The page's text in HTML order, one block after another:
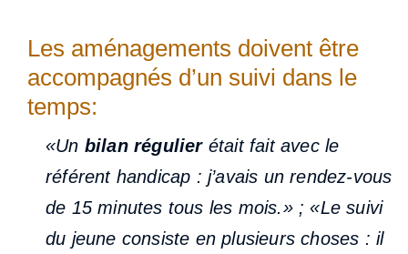
Les aménagements doivent être
accompagnés d’un suivi dans le
temps:
«Un bilan régulierétait fait avec le
référent handicap : j’avais un rendez-vous
de 15 minutes tous les mois.» ; «Le suivi
du jeune consiste en plusieurs choses : il